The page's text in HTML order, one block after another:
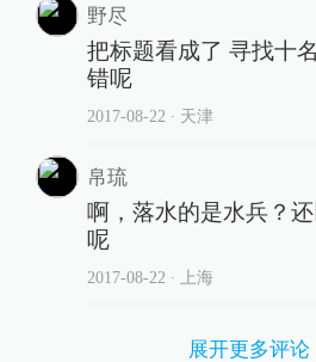
野尽
把标题看成了 寻找十
错呢
2017-08-22 ∙ 天津
帛琉
啊，落水的是水兵？
呢
2017-08-22 ∙ 上海
展开更多评论